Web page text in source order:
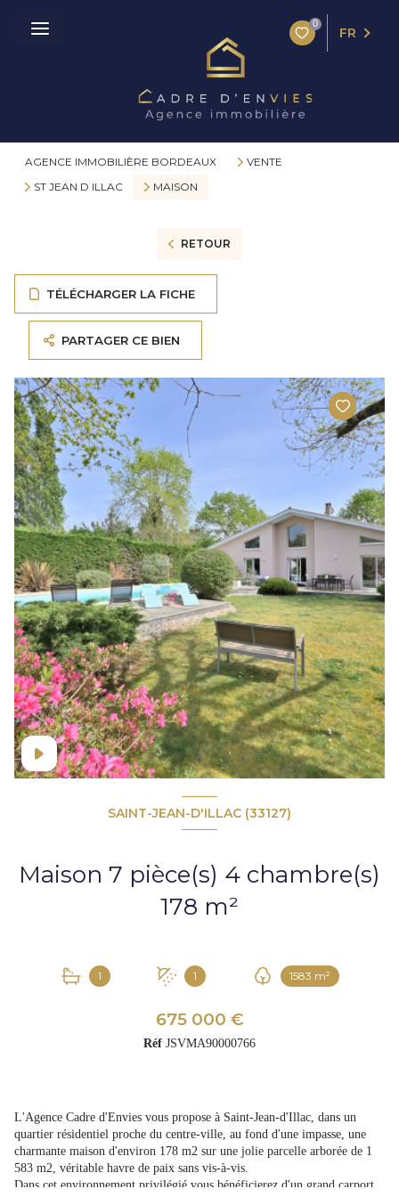
0
FR
AGENCE IMMOBILIÈRE BORDEAUX
VENTE
ST JEAN D ILLAC
MAISON
RETOUR
TÉLÉCHARGER LA FICHE
PARTAGER CE BIEN
SAINT-JEAN-D'ILLAC (33127)
Maison 7 pièce(s) 4 chambre(s)
178 m²
1 1 1583 m²
675 000 €
Réf JSVMA90000766
L'Agence Cadre d'Envies vous propose à Saint-Jean-d'Illac, dans un
quartier résidentiel proche du centre-ville, au fond d'une impasse, une
charmante maison d'environ 178 m2 sur une jolie parcelle arborée de 1
583 m2, véritable havre de paix sans vis-à-vis.
Dans cet environnement privilégié vous bénéficierez d'un grand carport